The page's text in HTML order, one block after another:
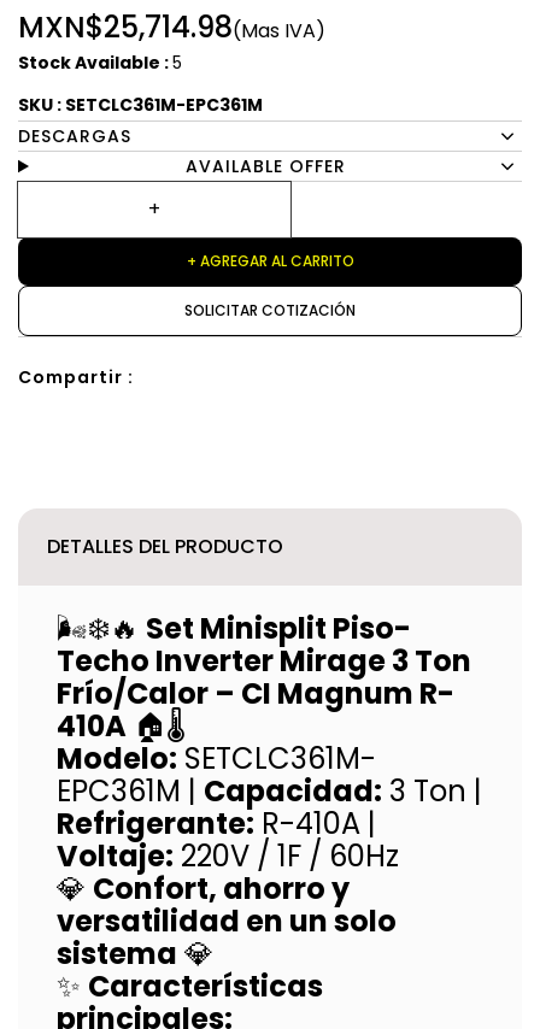
MXN$25,714.98(Mas IVA)
Stock Available :5
SKU : SETCLC361M-EPC361M
DESCARGAS
AVAILABLE OFFER
+ AGREGAR AL CARRITO
SOLICITAR COTIZACIÓN
Compartir :
DETALLES DEL PRODUCTO
🌬️❄️🔥 Set Minisplit Piso-
Techo Inverter Mirage 3 Ton
Frío/Calor – CI Magnum R-
410A 🏠🌡️
Modelo: SETCLC361M-
EPC361M | Capacidad: 3 Ton |
Refrigerante: R-410A |
Voltaje: 220V / 1F / 60Hz
💎 Confort, ahorro y
versatilidad en un solo
sistema 💎
✨ Características
principales: